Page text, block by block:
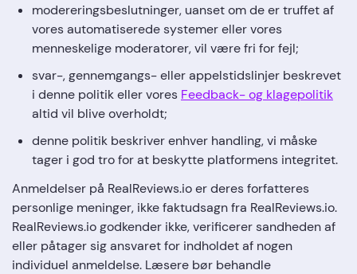
modereringsbeslutninger, uanset om de er truffet af
vores automatiserede systemer eller vores
menneskelige moderatorer, vil være fri for fejl;
svar-, gennemgangs- eller appelstidslinjer beskrevet
i denne politik eller vores Feedback- og klagepolitik
altid vil blive overholdt;
denne politik beskriver enhver handling, vi måske
tager i god tro for at beskytte platformens integritet.
Anmeldelser på RealReviews.io er deres forfatteres
personlige meninger, ikke faktudsagn fra RealReviews.io.
RealReviews.io godkender ikke, verificerer sandheden af
eller påtager sig ansvaret for indholdet af nogen
individuel anmeldelse. Læsere bør behandle